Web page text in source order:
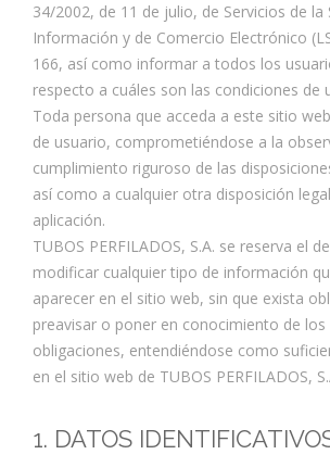
34/2002, de 11 de julio, de Servicios de la
Información y de Comercio Electrónico
166, así como informar a todos los
respecto a cuáles son las condiciones de
Toda persona que acceda a este sitio
de usuario, comprometiéndose a la
cumplimiento riguroso de las
así como a cualquier otra disposición
aplicación.
TUBOS PERFILADOS, S.A. se reserva el
modificar cualquier tipo de información
aparecer en el sitio web, sin que exista
preavisar o poner en conocimiento de los
obligaciones, entendiéndose como
en el sitio web de TUBOS PERFILADOS,
1. DATOS